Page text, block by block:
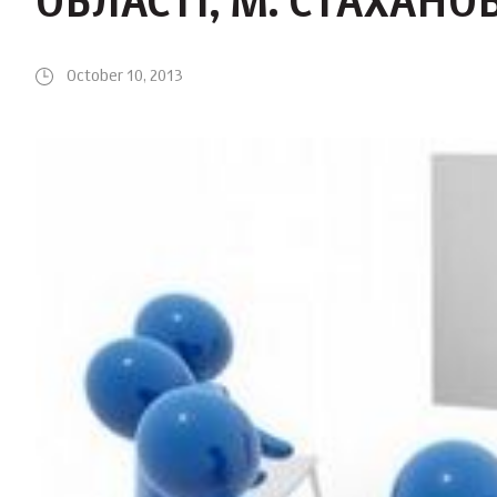
October 10, 2013